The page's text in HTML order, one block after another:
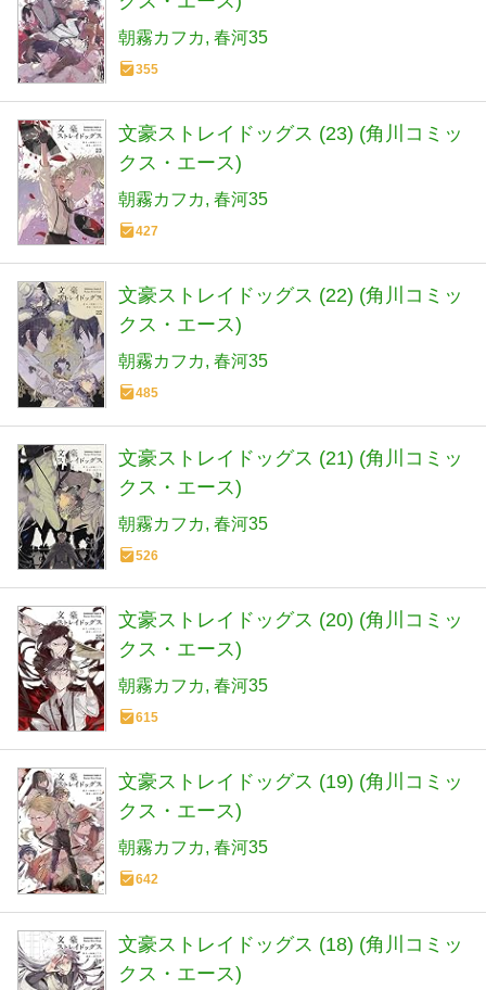
朝霧カフカ 春河35
355
文豪ストレイドッグス (23) (角川コミッ
クス・エース)
朝霧カフカ 春河35
427
文豪ストレイドッグス (22) (角川コミッ
クス・エース)
朝霧カフカ 春河35
485
文豪ストレイドッグス (21) (角川コミッ
クス・エース)
朝霧カフカ 春河35
526
文豪ストレイドッグス (20) (角川コミッ
クス・エース)
朝霧カフカ 春河35
615
文豪ストレイドッグス (19) (角川コミッ
クス・エース)
朝霧カフカ 春河35
642
文豪ストレイドッグス (18) (角川コミッ
クス・エース)